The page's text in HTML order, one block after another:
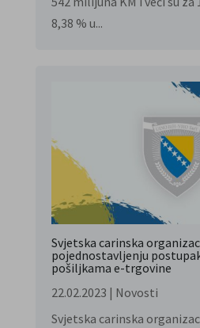
8,38 % u...
Svjetska carinska
pojednostavljenju
pošiljkama e-trgovine
22.02.2023 | Novosti
Svjetska carinska